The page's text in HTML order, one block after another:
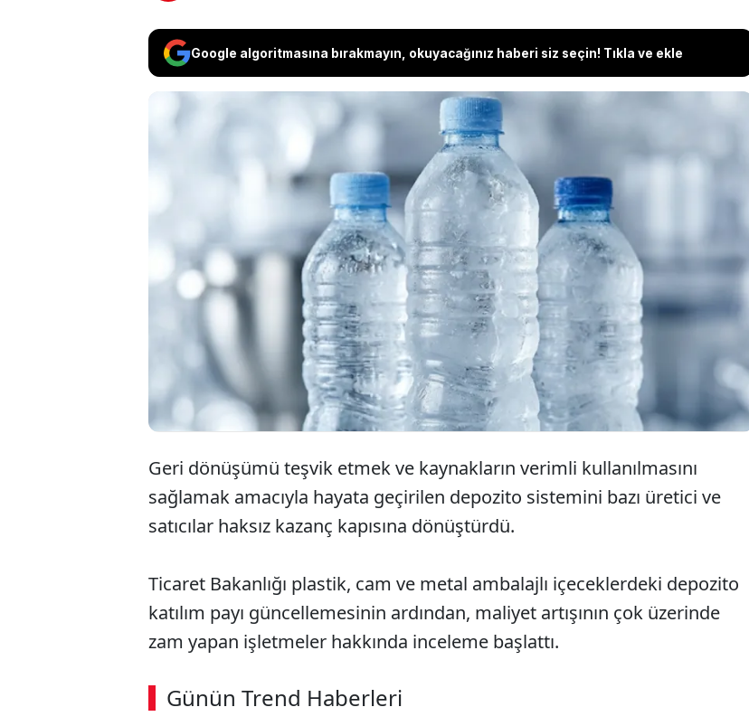
Google algoritmasına bırakmayın, okuyacağınız haberi siz seçin! Tıkla ve ekle
Ticaret Bakanlığı, depozito katılım payı güncellemesini
bahane ederek fahiş fiyat artışı yapan işletmelere karşı
harekete geçti. Başta ambalajlı su olmak üzere piyasada sıkı
denetimler başlatıCldı.
Geri dönüşümü teşvik etmek ve kaynakların verimli kullanılmasını
sağlamak amacıyla hayata geçirilen depozito sistemini bazı üretici ve
satıcılar haksız kazanç kapısına dönüştürdü.
Ticaret Bakanlığı plastik, cam ve metal ambalajlı içeceklerdeki depozito
katılım payı güncellemesinin ardından, maliyet artışının çok üzerinde
zam yapan işletmeler hakkında inceleme başlattı.
Günün Trend Haberleri